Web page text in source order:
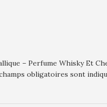
– Perfume Whisky Et
obligatoires sont